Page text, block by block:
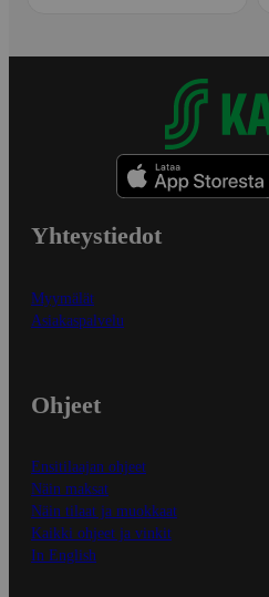
Yhteystiedot
Myymälät
Asiakaspalvelu
Ohjeet
Ensitilaajan ohjeet
Näin maksat
Näin tilaat ja muokkaat
Kaikki ohjeet ja vinkit
In English